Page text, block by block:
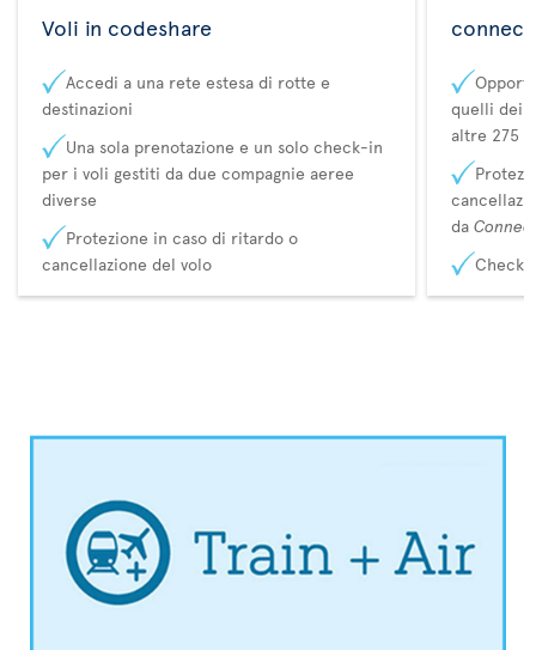
Voli in codeshare
Accedi a una rete estesa di rotte e
destinazioni
Una sola prenotazione e un solo check-in
per i voli gestiti da due compagnie aeree
diverse
Protezione in caso di ritardo o
cancellazione del volo
quelli dei
altre 275
da
Check-